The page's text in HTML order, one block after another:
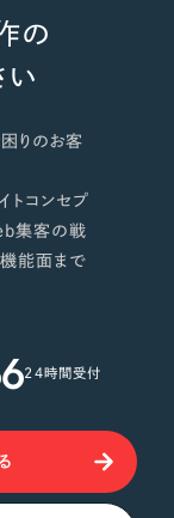
の
い
りのお客
トコンセプ
集客の戦
機能面まで
24時間受付